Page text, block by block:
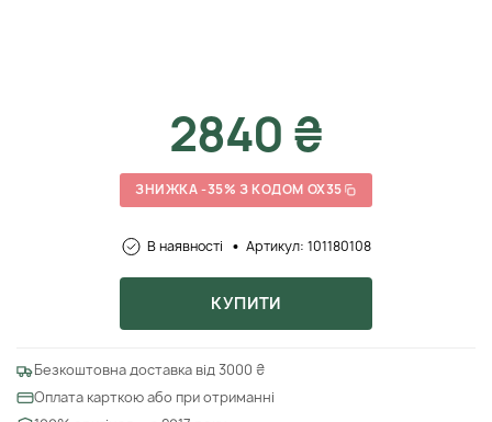
2840 ₴
ЗНИЖКА -35% З КОДОМ OX35
В наявності Артикул: 101180108
КУПИТИ
Безкоштовна доставка від 3000 ₴
Оплата карткою або при отриманні